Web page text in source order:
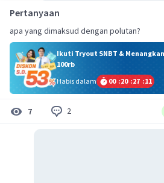
Pertanyaan
apa yang dimaksud dengan polutan?
Ikuti Tryout SNBT &
100rb
Habis dalam
00 :20 :27 :11
7 2